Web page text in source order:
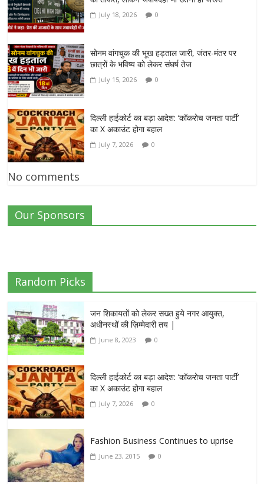
July 18, 2026 0
सोनम वांगचुक की भूख हड़ताल जारी, जंतर-मंतर पर
छात्रों के भविष्य को लेकर संघर्ष तेज
July 15, 2026 0
दिल्ली हाईकोर्ट का बड़ा आदेश: ‘कॉकरोच जनता पार्टी’
का X अकाउंट होगा बहाल
July 7, 2026 0
No comments
Our Sponsors
Random Picks
जन शिकायतों को लेकर सख्त हुये नगर आयुक्त,
अधीनस्थों की ज़िम्मेदारी तय |
June 8, 2023 0
दिल्ली हाईकोर्ट का बड़ा आदेश: ‘कॉकरोच जनता पार्टी’
का X अकाउंट होगा बहाल
July 7, 2026 0
Fashion Business Continues to uprise
June 23, 2015 0